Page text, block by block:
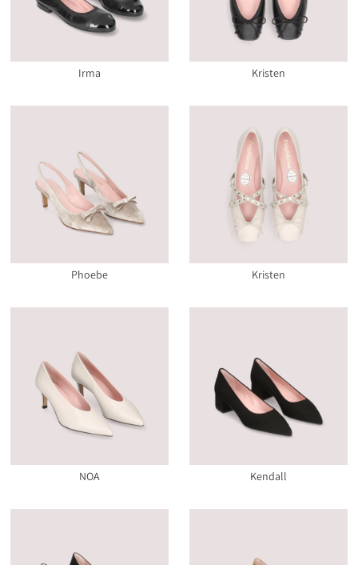
Kristen
Irma
Kristen
Phoebe
Kendall
NOA